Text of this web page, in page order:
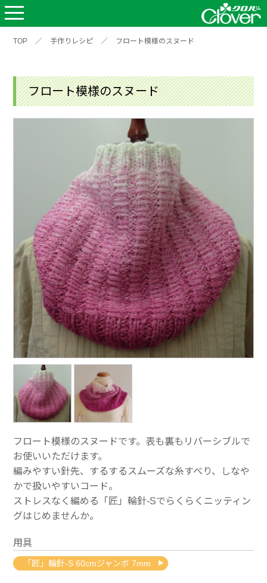
TOP ／ 手作りレシピ ／ フロート模様のスヌード
フロート模様のスヌード
フロート模様のスヌードです。表も裏もリバーシブルで
お使いいただけます。
編みやすい針先、するするスムーズな糸すべり、しなや
かで扱いやすいコード。
ストレスなく編める「匠」輪針-Sでらくらくニッティン
グはじめませんか。
用具
「匠」輪針-S 60cmジャンボ 7mm